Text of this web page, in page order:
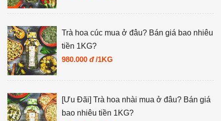
Trà hoa cúc mua ở đâu? Bán giá bao nhiêu
tiền 1KG?
980.000 đ /1KG
[Ưu Đãi] Trà hoa nhài mua ở đâu? Bán giá
bao nhiêu tiền 1KG?